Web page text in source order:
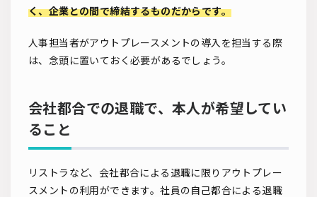
く、企業との間で締結するものだからです。
人事担当者がアウトプレースメントの導入を担当する際
は、念頭に置いておく必要があるでしょう。
会社都合での退職で、本人が希望してい
ること
リストラなど、会社都合による退職に限りアウトプレー
スメントの利用ができます。社員の自己都合による退職